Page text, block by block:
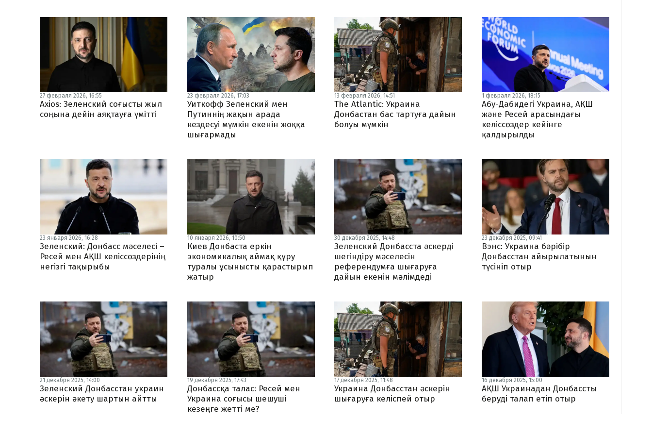
27 февраля 2026, 16:55
Axios: Зеленский соғысты жыл
соңына дейін аяқтауға үмітті
23 февраля 2026, 17:03
Уиткофф Зеленский мен
Путиннің жақын арада
кездесуі мүмкін екенін жоққа
шығармады
13 февраля 2026, 14:51
The Atlantic: Украина
Донбастан бас тартуға дайын
болуы мүмкін
1 февраля 2026, 18:15
Абу-Дабидегі Украина, АҚШ
және Ресей арасындағы
келіссөздер кейінге
қалдырылды
23 января 2026, 16:28
Зеленский: Донбасс мәселесі –
Ресей мен АҚШ келіссөздерінің
негізгі тақырыбы
10 января 2026, 10:50
Киев Донбаста еркін
экономикалық аймақ құру
туралы ұсынысты қарастырып
жатыр
30 декабря 2025, 14:48
Зеленский Донбасста әскерді
шегіндіру мәселесін
референдумға шығаруға
дайын екенін мәлімдеді
23 декабря 2025, 09:41
Вэнс: Украина бәрібір
Донбасстан айырылатынын
түсініп отыр
21 декабря 2025, 14:00
Зеленский Донбасстан украин
әскерін әкету шартын айтты
19 декабря 2025, 17:43
Донбассқа талас: Ресей мен
Украина соғысы шешуші
кезеңге жетті ме?
17 декабря 2025, 11:48
Украина Донбасстан әскерін
шығаруға келіспей отыр
16 декабря 2025, 15:00
АҚШ Украинадан Донбассты
беруді талап етіп отыр